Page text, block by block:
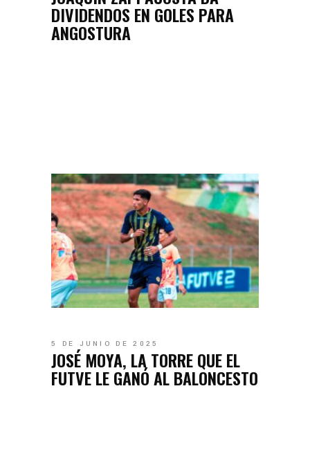
DIVIDENDOS EN GOLES PARA
ANGOSTURA
5 DE JUNIO DE 2025
JOSÉ MOYA, LA TORRE QUE EL
FUTVE LE GANÓ AL BALONCESTO